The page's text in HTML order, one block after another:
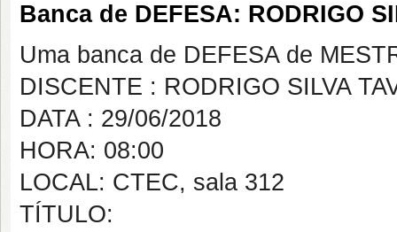
Banca de DEFESA: RODRIGO
Uma banca de DEFESA de
DISCENTE : RODRIGO SILVA
DATA : 29/06/2018
HORA: 08:00
LOCAL: CTEC, sala 312
TÍTULO: